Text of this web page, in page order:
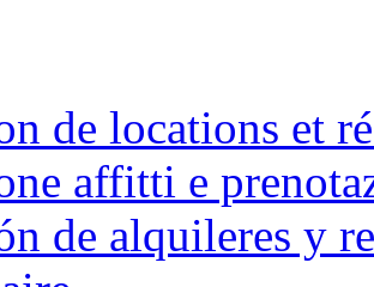
de locations et
affitti e
de alquileres y